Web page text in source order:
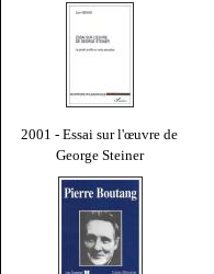
2001 - Essai sur l'œuvre de
George Steiner